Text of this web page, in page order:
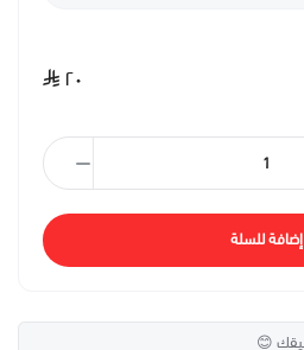
٢٠
إضافة للسلة